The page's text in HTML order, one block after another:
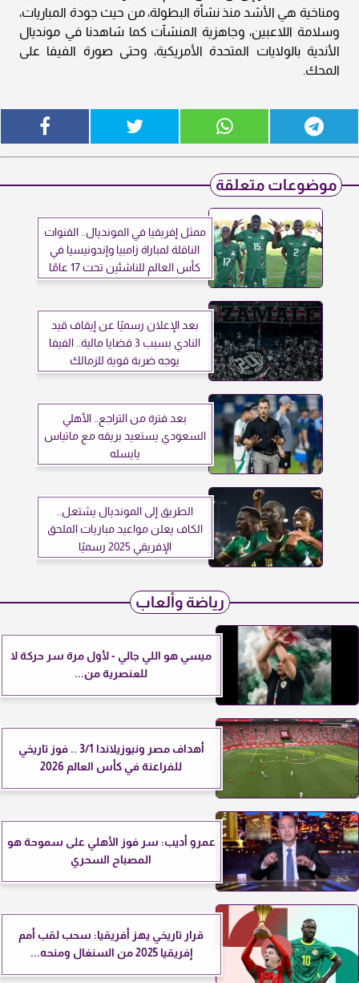
ومناخية هي الأشد منذ نشأة البطولة، من حيث جودة المباريات،
وسلامة اللاعبين، وجاهزية المنشآت كما شاهدنا في مونديال
الأندية بالولايات المتحدة الأمريكية، وحتى صورة الفيفا على
المحك.
موضوعات متعلقة
ممثل إفريقيا في المونديال.. القنوات
الناقلة لمباراة زامبيا وإندونيسيا في
كأس العالم للناشئين تحت 17 عامًا
بعد الإعلان رسميًا عن إيقاف قيد
النادي بسبب 3 قضايا مالية.. الفيفا
يوجه ضربة قوية للزمالك
بعد فترة من التراجع.. الأهلي
السعودي يستعيد بريقه مع ماتياس
يايسله
الطريق إلى المونديال يشتعل..
الكاف يعلن مواعيد مباريات الملحق
الإفريقي 2025 رسميًا
رياضة وألعاب
ميسي هو اللي جالي - لأول مرة سر حركة لا
للعنصرية من...
أهداف مصر ونيوزيلاندا 3/1 .. فوز تاريخي
للفراعنة في كأس العالم 2026
عمرو أديب: سر فوز الأهلي على سموحة هو
المصباح السحري
قرار تاريخي يهز أفريقيا: سحب لقب أمم
إفريقيا 2025 من السنغال ومنحه...